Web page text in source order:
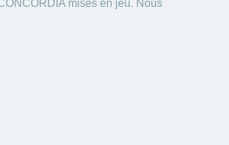
mises en jeu. Nous